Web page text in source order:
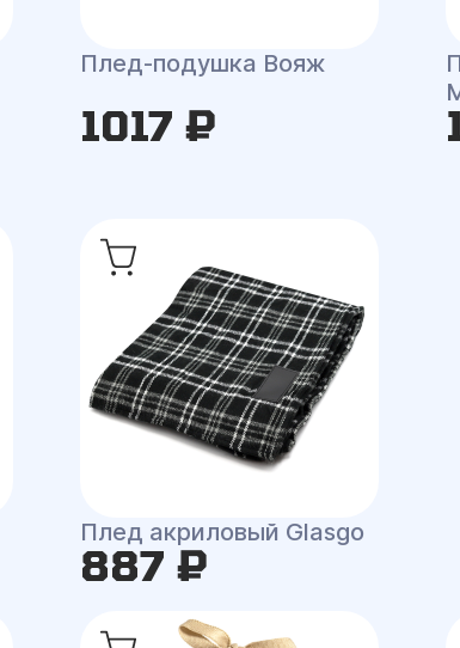
Плед-подушка Вояж
1017 ₽
Плед акриловый Glasgo
887 ₽